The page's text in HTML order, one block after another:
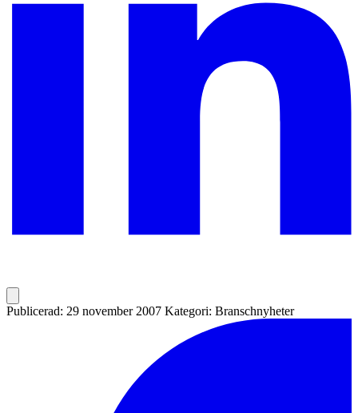
Publicerad: 29 november 2007 Kategori: Branschnyheter